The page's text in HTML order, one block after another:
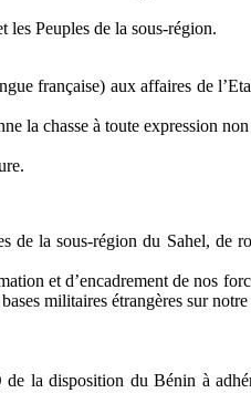
les Peuples de la sous-région.
française) aux affaires de
la chasse à toute expression
la sous-région du Sahel, de
et d’encadrement de nos
militaires étrangères sur notre
la disposition du Bénin à